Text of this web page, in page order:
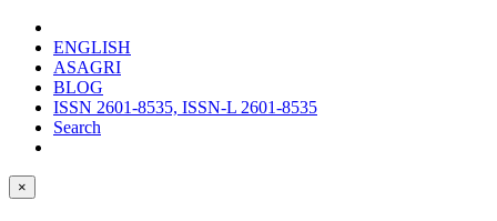
ENGLISH
ASAGRI
BLOG
ISSN 2601-8535, ISSN-L 2601-8535
Search
×